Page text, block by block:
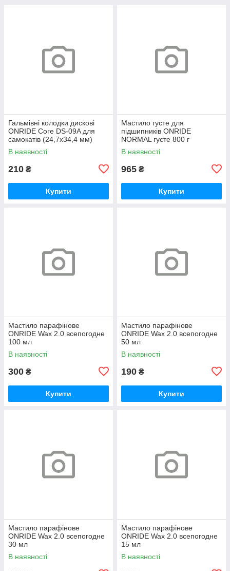
Гальмівні колодки дискові
ONRIDE Core DS-09A для
самокатів (24,7х34,4 мм)
напівметал
В наявності
210 ₴
Купити
Мастило густе для
підшипників ONRIDE
NORMAL густе 800 г
(металева банка)
В наявності
965 ₴
Купити
Мастило парафінове
ONRIDE Wax 2.0 всепогодне
100 мл
В наявності
300 ₴
Купити
Мастило парафінове
ONRIDE Wax 2.0 всепогодне
50 мл
В наявності
190 ₴
Купити
Мастило парафінове
ONRIDE Wax 2.0 всепогодне
30 мл
В наявності
Мастило парафінове
ONRIDE Wax 2.0 всепогодне
15 мл
В наявності